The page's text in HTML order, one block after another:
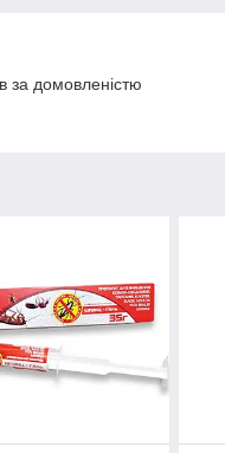
за домовленістю